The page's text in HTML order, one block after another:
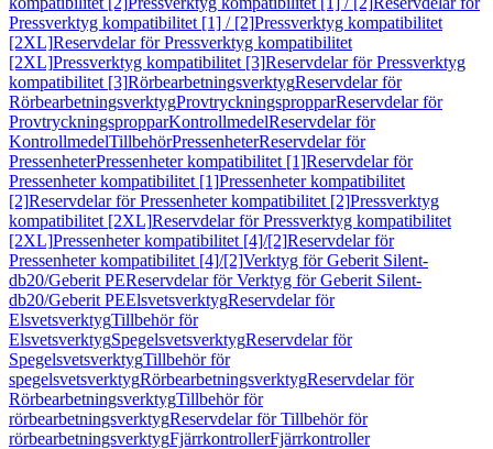
Pressverktyg kompatibilitet [1] / [2]Pressverktyg kompatibilitet
[2XL]Reservdelar för Pressverktyg kompatibilitet
[2XL]Pressverktyg kompatibilitet [3]Reservdelar för Pressverktyg
kompatibilitet [3]RörbearbetningsverktygReservdelar för
RörbearbetningsverktygProvtryckningspropparReservdelar för
ProvtryckningspropparKontrollmedelReservdelar för
KontrollmedelTillbehörPressenheterReservdelar för
PressenheterPressenheter kompatibilitet [1]Reservdelar för
Pressenheter kompatibilitet [1]Pressenheter kompatibilitet
[2]Reservdelar för Pressenheter kompatibilitet [2]Pressverktyg
kompatibilitet [2XL]Reservdelar för Pressverktyg kompatibilitet
[2XL]Pressenheter kompatibilitet [4]/[2]Reservdelar för
Pressenheter kompatibilitet [4]/[2]Verktyg för Geberit Silent-
db20/Geberit PEReservdelar för Verktyg för Geberit Silent-
db20/Geberit PEElsvetsverktygReservdelar för
ElsvetsverktygTillbehör för
ElsvetsverktygSpegelsvetsverktygReservdelar för
SpegelsvetsverktygTillbehör för
spegelsvetsverktygRörbearbetningsverktygReservdelar för
RörbearbetningsverktygTillbehör för
rörbearbetningsverktygReservdelar för Tillbehör för
rörbearbetningsverktygFjärrkontrollerFjärrkontroller